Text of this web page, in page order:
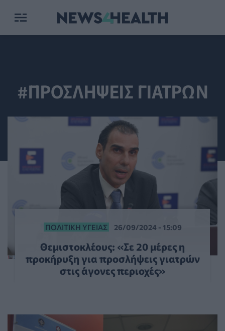
#ΠΡΟΣΛΗΨΕΙΣ ΓΙΑΤΡΩΝ
ΠΟΛΙΤΙΚΉ ΥΓΕΊΑΣ 26/09/2024 - 15:09
Θεμιστοκλέους: «Σε 20 μέρες η
προκήρυξη για προσλήψεις γιατρών
στις άγονες περιοχές»